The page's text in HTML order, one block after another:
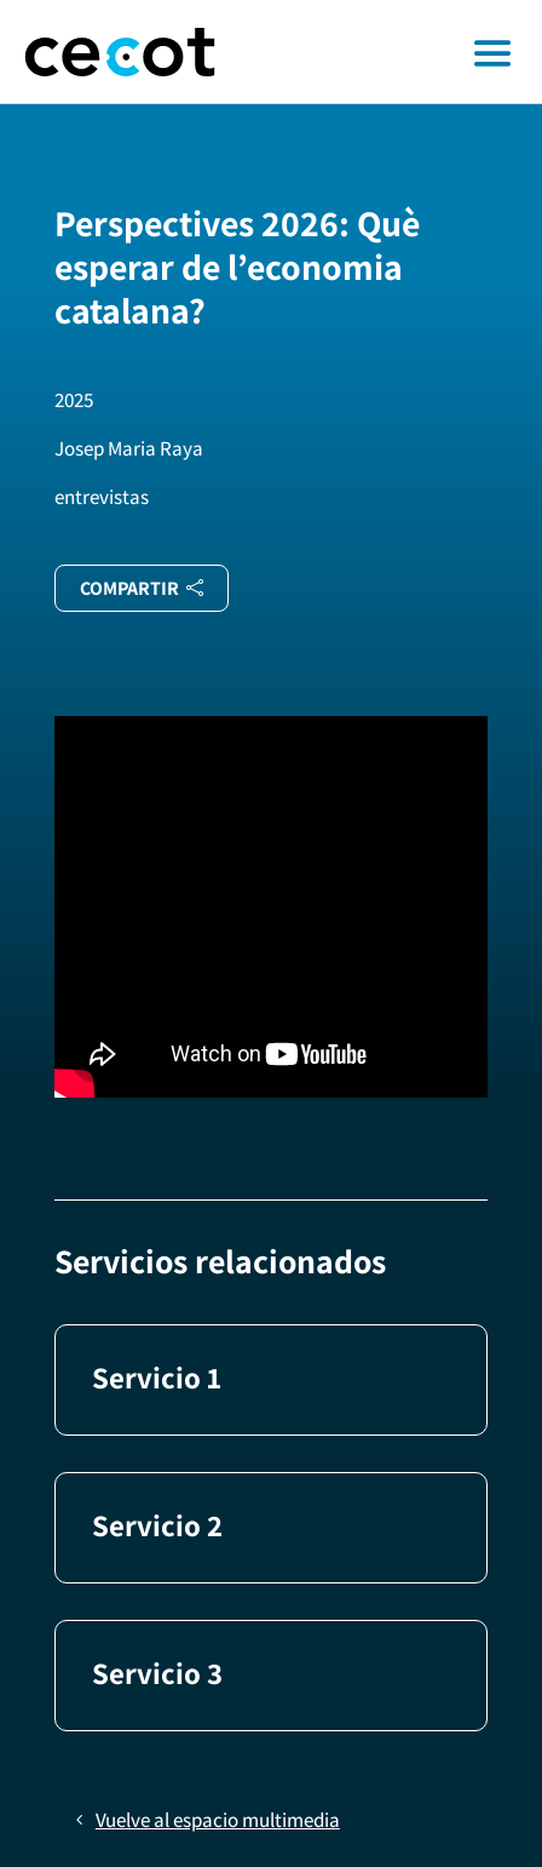
Perspectives 2026: Què
esperar de l’economia
catalana?
2025
Josep Maria Raya
entrevistas
COMPARTIR
Servicios relacionados
Servicio 1
Servicio 2
Servicio 3
Vuelve al espacio multimedia